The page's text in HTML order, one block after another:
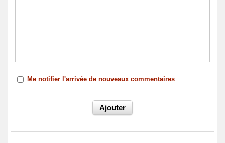
Me notifier l'arrivée de nouveaux commentaires